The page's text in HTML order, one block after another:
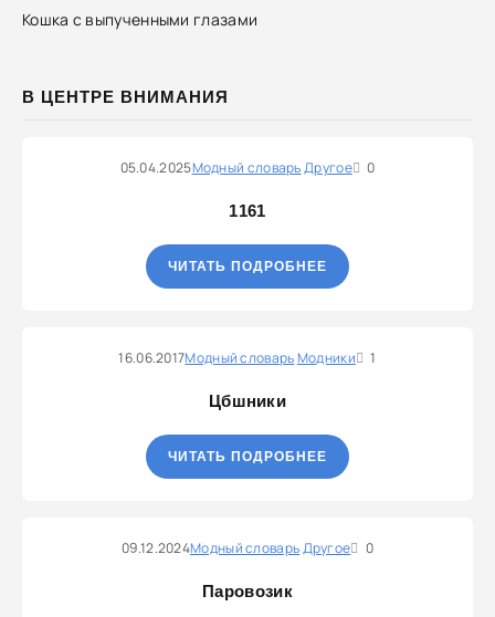
Кошка с выпученными глазами
В ЦЕНТРЕ ВНИМАНИЯ
05.04.2025Модный словарьДругое 0
1161
ЧИТАТЬ ПОДРОБНЕЕ
16.06.2017Модный словарьМодники 1
Цбшники
ЧИТАТЬ ПОДРОБНЕЕ
09.12.2024Модный словарьДругое 0
Паровозик